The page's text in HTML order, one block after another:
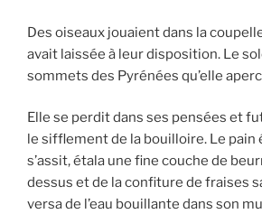
Des oiseaux jouaient dans la coupelle
avait laissée à leur disposition. Le
sommets des Pyrénées qu’elle
Elle se perdit dans ses pensées et
le sifflement de la bouilloire. Le pain
s’assit, étala une fine couche de
dessus et de la confiture de fraises
versa de l’eau bouillante dans son